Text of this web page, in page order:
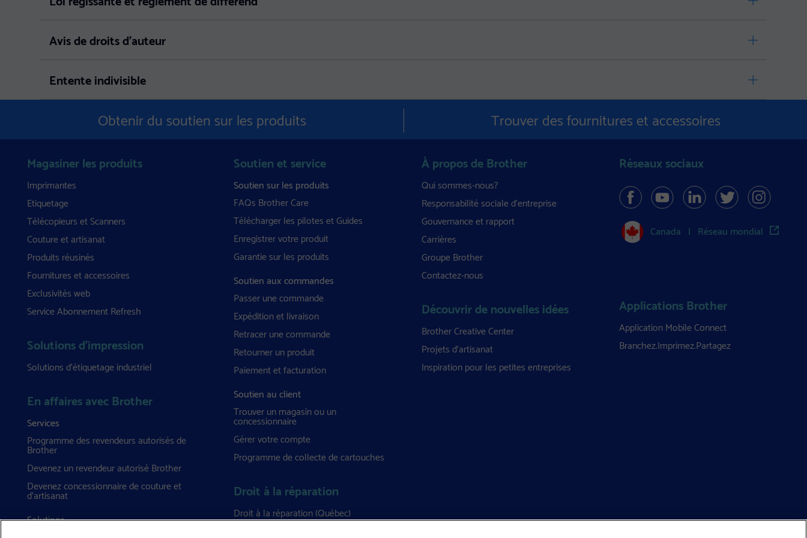
Avis de droits d'auteur
Entente indivisible
Obtenir du soutien sur les produits Trouver des fournitures et accessoires
Magasiner les produits
Imprimantes
Etiquetage
Télécopieurs et Scanners
Couture et artisanat
Produits réusinés
Fournitures et accessoires
Exclusivités web
Service Abonnement Refresh
Solutions d’impression
Solutions d’étiquetage industriel
En affaires avec Brother
Services
Programme des revendeurs autorisés de
Brother
Devenez un revendeur autorisé Brother
Devenez concessionnaire de couture et
d’artisanat
Solutions
Soutien et service
Soutien sur les produits
FAQs Brother Care
Télécharger les pilotes et Guides
Enregistrer votre produit
Garantie sur les produits
Soutien aux commandes
Passer une commande
Expédition et livraison
Retracer une commande
Retourner un produit
Paiement et facturation
Soutien au client
Trouver un magasin ou un
concessionnaire
Gérer votre compte
Programme de collecte de cartouches
Droit à la réparation
Droit à la réparation (Québec)
À propos de Brother
Qui sommes-nous?
Responsabilité sociale d'entreprise
Gouvernance et rapport
Carrières
Groupe Brother
Contactez-nous
Découvrir de nouvelles idées
Brother Creative Center
Projets d’artisanat
Inspiration pour les petites entreprises
Réseaux sociaux
Canada | Réseau mondial
Applications Brother
Application Mobile Connect
Branchez.Imprimez.Partagez